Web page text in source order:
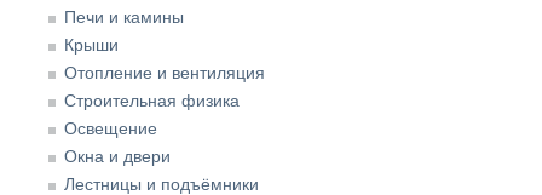
Печи и камины
Крыши
Отопление и вентиляция
Строительная физика
Освещение
Окна и двери
Лестницы и подъёмники